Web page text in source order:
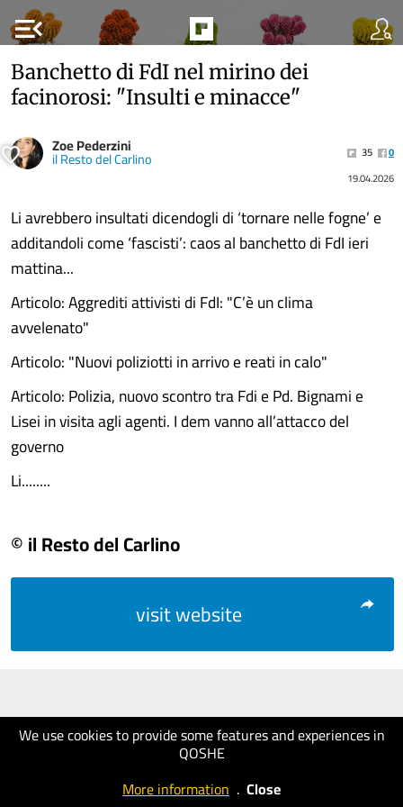
menu_open
We use cookies to provide some features and experiences in
QOSHE
More information . Close
Banchetto di FdI nel mirino dei
facinorosi: "Insulti e minacce"
Zoe Pederzini
il Resto del Carlino 35
0
19.04.2026
Li avrebbero insultati dicendogli di ‘tornare nelle fogne’ e
additandoli come ‘fascisti’: caos al banchetto di FdI ieri
mattina...
Articolo: Aggrediti attivisti di FdI: "C’è un clima
avvelenato"
Articolo: "Nuovi poliziotti in arrivo e reati in calo"
Articolo: Polizia, nuovo scontro tra Fdi e Pd. Bignami e
Lisei in visita agli agenti. I dem vanno all’attacco del
governo
Li........
© il Resto del Carlino
visit website